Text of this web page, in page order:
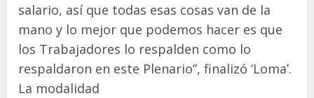
salario, así que todas esas cosas van de la
mano y lo mejor que podemos hacer es que
los Trabajadores lo respalden como lo
respaldaron en este Plenario”, finalizó ‘Loma’.
La modalidad